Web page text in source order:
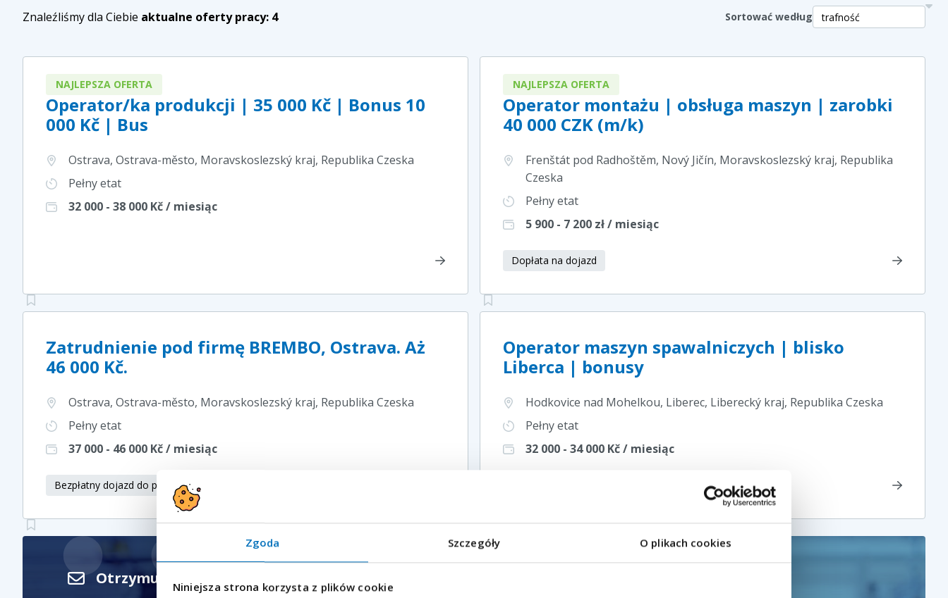
Zgoda Szczegóły O plikach cookies
Niniejsza strona korzysta z plików cookie
Znaleźliśmy dla Ciebie aktualne oferty pracy: 4 Sortować według
NAJLEPSZA OFERTA
Operator/ka produkcji | 35 000 Kč | Bonus 10
000 Kč | Bus
Ostrava, Ostrava-město, Moravskoslezský kraj, Republika Czeska
Pełny etat
32 000 - 38 000 Kč / miesiąc
NAJLEPSZA OFERTA
Operator montażu | obsługa maszyn | zarobki
40 000 CZK (m/k)
Frenštát pod Radhoštěm, Nový Jičín, Moravskoslezský kraj, Republika
Czeska
Pełny etat
5 900 - 7 200 zł / miesiąc
Dopłata na dojazd
Zatrudnienie pod firmę BREMBO, Ostrava. Aż
46 000 Kč.
Ostrava, Ostrava-město, Moravskoslezský kraj, Republika Czeska
Pełny etat
37 000 - 46 000 Kč / miesiąc
Bezpłatny dojazd do pracy
Operator maszyn spawalniczych | blisko
Liberca | bonusy
Hodkovice nad Mohelkou, Liberec, Liberecký kraj, Republika Czeska
Pełny etat
32 000 - 34 000 Kč / miesiąc
Otrzymuj nowe oferty na swój adres e-mail
Twój email*